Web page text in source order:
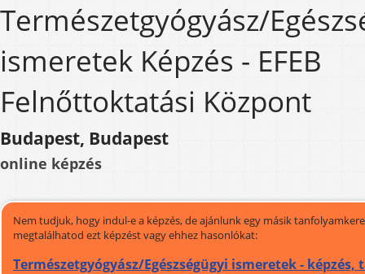
Természetgyógyász/
ismeretek Képzés - EFEB
Felnőttoktatási Központ
Budapest, Budapest
online képzés
Nem tudjuk, hogy indul-e a képzés, de ajánlunk egy másik
megtalálhatod ezt képzést vagy ehhez hasonlókat:
Természetgyógyász/Egészségügyi ismeretek -